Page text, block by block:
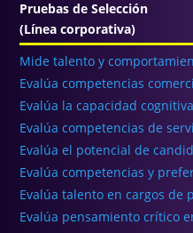
Pruebas de Selección
(Línea corporativa)
Mide talento y
Evalúa competencias
Evalúa la capacidad
Evalúa competencias de
Evalúa el potencial de
Evalúa competencias y
Evalúa talento en cargos de
Evalúa pensamiento crítico